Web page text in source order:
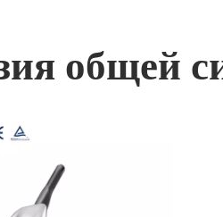
общей